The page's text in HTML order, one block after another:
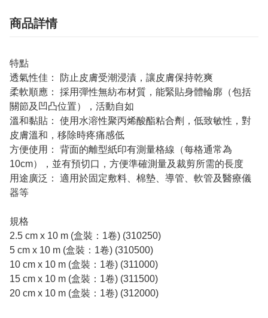
商品詳情
特點
透氣性佳： 防止皮膚受潮浸漬，讓皮膚保持乾爽
柔軟順應： 採用彈性無紡布材質，能緊貼身體輪廓（包括
關節及凹凸位置），活動自如
溫和黏貼： 使用水溶性聚丙烯酸酯粘合劑，低致敏性，對
皮膚溫和，移除時疼痛感低
方便使用： 背面的離型紙印有測量格線（每格通常為
10cm），並有預切口，方便準確測量及裁剪所需的長度
用途廣泛： 適用於固定敷料、棉墊、導管、軟管及醫療儀
器等
規格
2.5 cm x 10 m (盒裝：1卷) (310250)
5 cm x 10 m (盒裝：1卷) (310500)
10 cm x 10 m (盒裝：1卷) (311000)
15 cm x 10 m (盒裝：1卷) (311500)
20 cm x 10 m (盒裝：1卷) (312000)